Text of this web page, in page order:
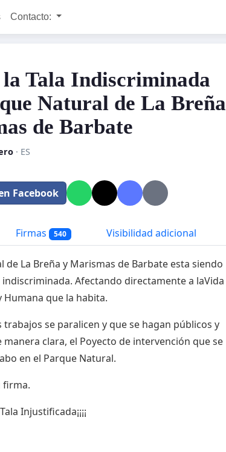
Contacto:
la Tala Indiscriminada
Natural de La Breña
de Barbate
· ES
Facebook
Firmas 540 Visibilidad adicional
de La Breña y Marismas de Barbate esta siendo
Afectando directamente a laVida
Humana que la habita.
trabajos se paralicen y que se hagan públicos y
clara, el Poyecto de intervención que se
en el Parque Natural.
firma.
Injustificada¡¡¡¡